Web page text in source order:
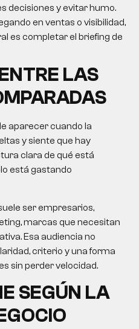
decisiones y evitar humo.
en ventas o visibilidad,
es completar el briefing de
LAS
aparecer cuando la
y siente que hay
clara de qué está
está gastando
ser empresarios,
marcas que necesitan
Esa audiencia no
criterio y una forma
sin perder velocidad.
SEGÚN LA